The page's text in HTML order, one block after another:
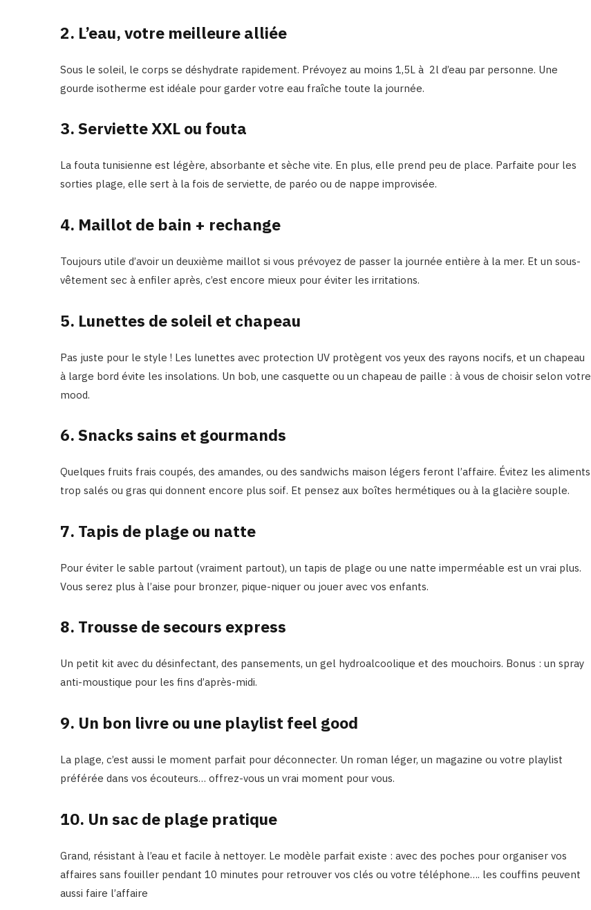
2. L’eau, votre meilleure alliée
Sous le soleil, le corps se déshydrate rapidement. Prévoyez au moins 1,5L à 2l d’eau par personne. Une
gourde isotherme est idéale pour garder votre eau fraîche toute la journée.
3. Serviette XXL ou fouta
La fouta tunisienne est légère, absorbante et sèche vite. En plus, elle prend peu de place. Parfaite pour les
sorties plage, elle sert à la fois de serviette, de paréo ou de nappe improvisée.
4. Maillot de bain + rechange
Toujours utile d’avoir un deuxième maillot si vous prévoyez de passer la journée entière à la mer. Et un sous-
vêtement sec à enfiler après, c’est encore mieux pour éviter les irritations.
5. Lunettes de soleil et chapeau
Pas juste pour le style ! Les lunettes avec protection UV protègent vos yeux des rayons nocifs, et un chapeau
à large bord évite les insolations. Un bob, une casquette ou un chapeau de paille : à vous de choisir selon votre
mood.
6. Snacks sains et gourmands
Quelques fruits frais coupés, des amandes, ou des sandwichs maison légers feront l’affaire. Évitez les aliments
trop salés ou gras qui donnent encore plus soif. Et pensez aux boîtes hermétiques ou à la glacière souple.
7. Tapis de plage ou natte
Pour éviter le sable partout (vraiment partout), un tapis de plage ou une natte imperméable est un vrai plus.
Vous serez plus à l’aise pour bronzer, pique-niquer ou jouer avec vos enfants.
8. Trousse de secours express
Un petit kit avec du désinfectant, des pansements, un gel hydroalcoolique et des mouchoirs. Bonus : un spray
anti-moustique pour les fins d’après-midi.
9. Un bon livre ou une playlist feel good
La plage, c’est aussi le moment parfait pour déconnecter. Un roman léger, un magazine ou votre playlist
préférée dans vos écouteurs… offrez-vous un vrai moment pour vous.
10. Un sac de plage pratique
Grand, résistant à l’eau et facile à nettoyer. Le modèle parfait existe : avec des poches pour organiser vos
affaires sans fouiller pendant 10 minutes pour retrouver vos clés ou votre téléphone…. les couffins peuvent
aussi faire l’affaire